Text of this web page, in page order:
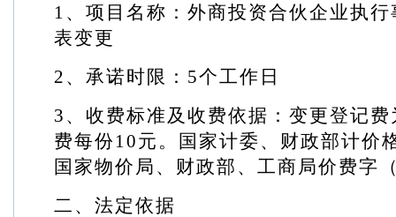
1 、项目名称：外商投资合伙企业执
表变更
2 、承诺时限： 5个工作日
3 、收费标准及收费依据：变更登记费
费每份10元。国家计委、财政部计价
国家物价局、财政部、工商局价费字
二、法定依据